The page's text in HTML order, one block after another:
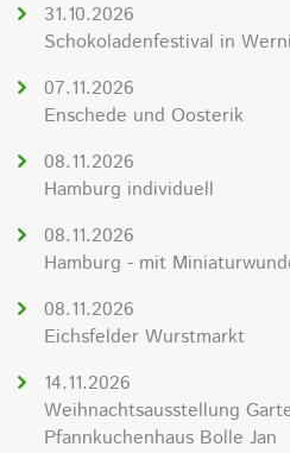
31.10.2026
Schokoladenfestival in
07.11.2026
Enschede und Oosterik
08.11.2026
Hamburg individuell
08.11.2026
Hamburg - mit
08.11.2026
Eichsfelder Wurstmarkt
14.11.2026
Weihnachtsausstellung
Pfannkuchenhaus Bolle Jan